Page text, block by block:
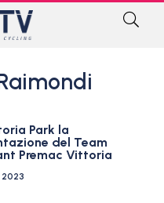
Park la
del Team
Premac Vittoria
2023